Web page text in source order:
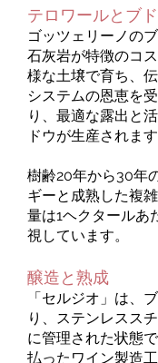
テロワールとブ
ゴッツェリーノの
石灰岩が特徴のコ
様な土壌で育ち、
システムの恩恵を
り、最適な露出と
ドウが生産されます
樹齢20年から30年
ギーと成熟した複
量は1ヘクタールあ
視しています。
醸造と熟成
「セルジオ」は、
り、ステンレスス
に管理された状態
払ったワイン製造